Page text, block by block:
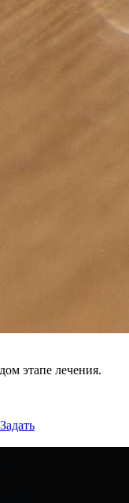
этапе лечения.
Задать